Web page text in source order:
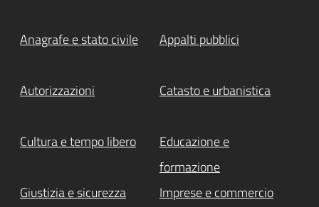
Anagrafe e stato civile Appalti pubblici
Autorizzazioni Catasto e urbanistica
Cultura e tempo libero
Educazione e
formazione
Giustizia e sicurezza
Imprese e commercio